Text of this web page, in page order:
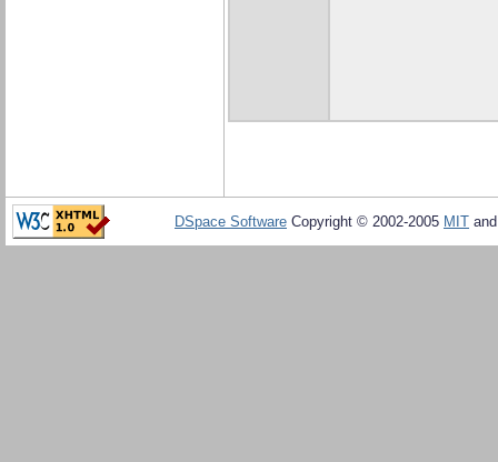
DSpace Software Copyright © 2002-2005 MIT